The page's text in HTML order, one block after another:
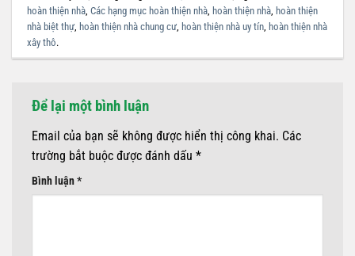
hoàn thiện nhà,Các hạng mục hoàn thiện nhà, hoàn thiện nhà, hoàn thiện
nhà biệt thự, hoàn thiện nhà chung cư, hoàn thiện nhà uy tín, hoàn thiện nhà
xây thô.
Để lại một bình luận
Email của bạn sẽ không được hiển thị công khai. Các
trường bắt buộc được đánh dấu *
Bình luận*